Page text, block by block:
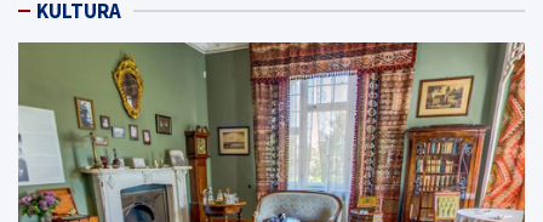
KULTURA